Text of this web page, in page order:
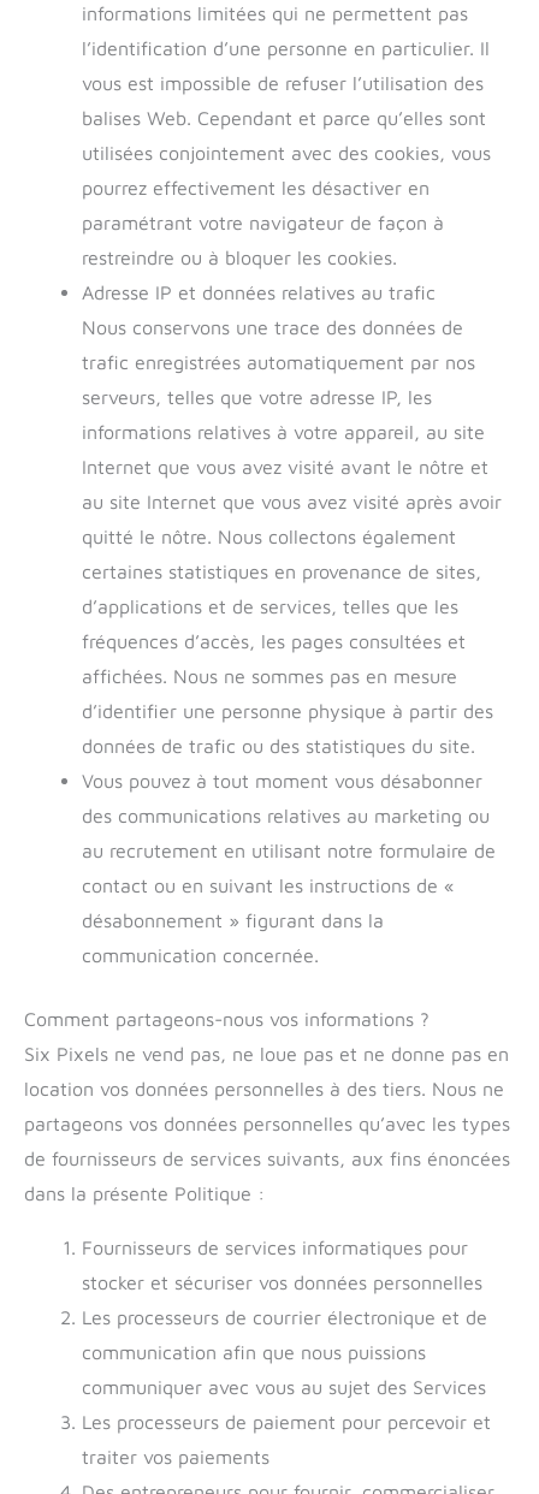
informations limitées qui ne permettent pas
l’identification d’une personne en particulier. Il
vous est impossible de refuser l’utilisation des
balises Web. Cependant et parce qu’elles sont
utilisées conjointement avec des cookies, vous
pourrez effectivement les désactiver en
paramétrant votre navigateur de façon à
restreindre ou à bloquer les cookies.
Adresse IP et données relatives au trafic
Nous conservons une trace des données de
trafic enregistrées automatiquement par nos
serveurs, telles que votre adresse IP, les
informations relatives à votre appareil, au site
Internet que vous avez visité avant le nôtre et
au site Internet que vous avez visité après avoir
quitté le nôtre. Nous collectons également
certaines statistiques en provenance de sites,
d’applications et de services, telles que les
fréquences d’accès, les pages consultées et
affichées. Nous ne sommes pas en mesure
d’identifier une personne physique à partir des
données de trafic ou des statistiques du site.
Vous pouvez à tout moment vous désabonner
des communications relatives au marketing ou
au recrutement en utilisant notre formulaire de
contact ou en suivant les instructions de «
désabonnement » figurant dans la
communication concernée.
Comment partageons-nous vos informations ?
Six Pixels ne vend pas, ne loue pas et ne donne pas en
location vos données personnelles à des tiers. Nous ne
partageons vos données personnelles qu’avec les types
de fournisseurs de services suivants, aux fins énoncées
dans la présente Politique :
Fournisseurs de services informatiques pour
stocker et sécuriser vos données personnelles
Les processeurs de courrier électronique et de
communication afin que nous puissions
communiquer avec vous au sujet des Services
Les processeurs de paiement pour percevoir et
traiter vos paiements